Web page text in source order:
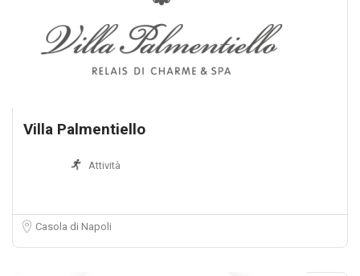
Villa Palmentiello
Attività
Casola di Napoli